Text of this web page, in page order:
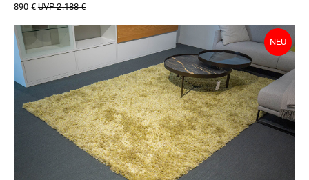
890 €UVP 2.188 €